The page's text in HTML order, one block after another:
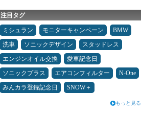
注目タグ
ミシュラン モニターキャンペーン
BMW
洗車
ソニックデザイン
スタッドレス
エンジンオイル交換
愛車記念日
ソニックプラス
エアコンフィルター
N-One
みんカラ登録記念日
SNOW＋
もっと見る